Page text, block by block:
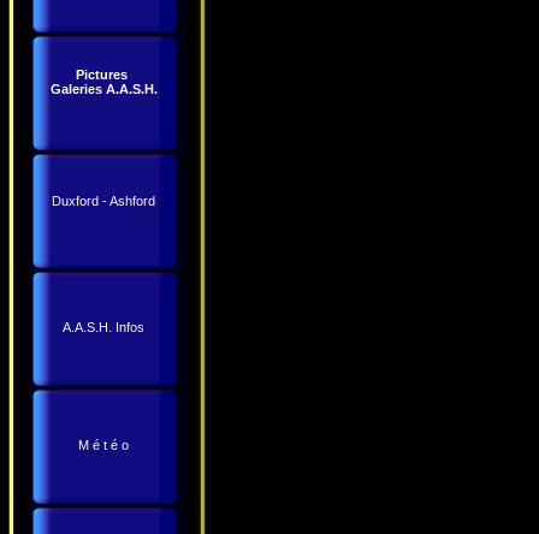
Pictures
Galeries A.A.S.H.
Duxford - Ashford
A.A.S.H. Infos
M é t é o